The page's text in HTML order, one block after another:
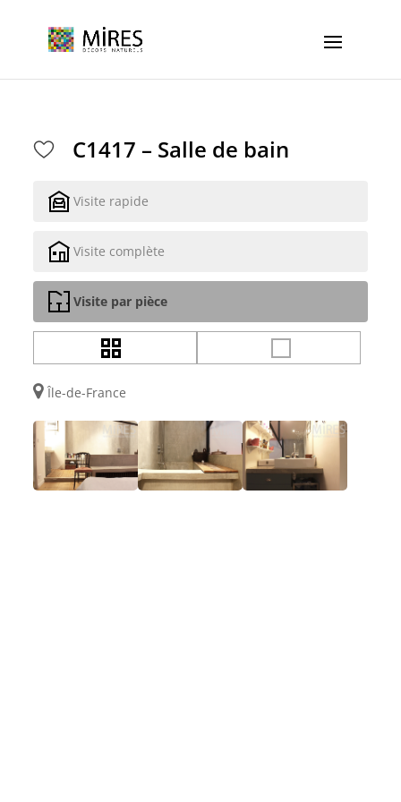
C1417 – Salle de bain
Visite rapide
Visite complète
Visite par pièce
Île-de-France